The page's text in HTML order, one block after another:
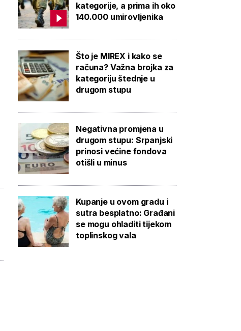
PROVJERITE
PONUDU
PROVJERITE
PONUDU
kategorije, a prima ih oko
140.000 umirovljenika
Što je MIREX i kako se
računa? Važna brojka za
kategoriju štednje u
drugom stupu
Negativna promjena u
drugom stupu: Srpanjski
prinosi većine fondova
otišli u minus
Kupanje u ovom gradu i
sutra besplatno: Građani
se mogu ohladiti tijekom
toplinskog vala